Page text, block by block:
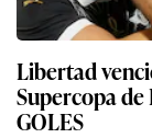
Libertad
Supercopa de
GOLES